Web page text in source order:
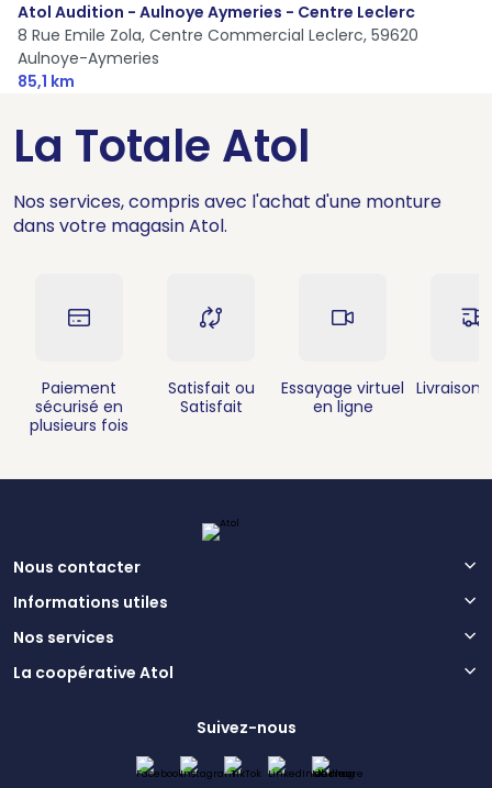
Atol Audition - Aulnoye Aymeries - Centre Leclerc
8 Rue Emile Zola, Centre Commercial Leclerc, 59620
Aulnoye-Aymeries
85,1 km
La Totale Atol
Nos services, compris avec l'achat d'une monture
dans votre magasin Atol.
Paiement
sécurisé en
plusieurs fois
Satisfait ou
Satisfait
Essayage virtuel
en ligne
Livraison
Nous contacter
Informations utiles
Nos services
La coopérative Atol
Suivez-nous